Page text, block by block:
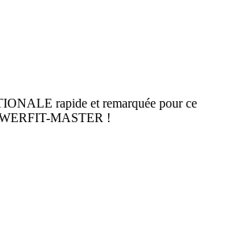
rapide et remarquée pour ce
MASTER !